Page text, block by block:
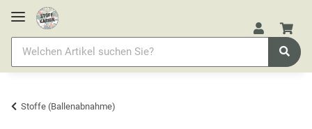
Stoffe (Ballenabnahme)